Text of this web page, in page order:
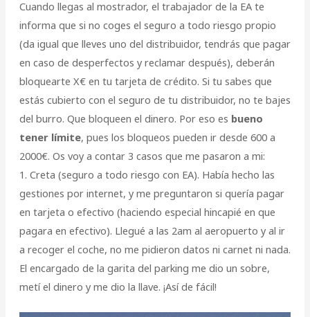
Cuando llegas al mostrador, el trabajador de la EA te
informa que si no coges el seguro a todo riesgo propio
(da igual que lleves uno del distribuidor, tendrás que pagar
en caso de desperfectos y reclamar después), deberán
bloquearte X€ en tu tarjeta de crédito. Si tu sabes que
estás cubierto con el seguro de tu distribuidor, no te bajes
del burro. Que bloqueen el dinero. Por eso es bueno
tener límite, pues los bloqueos pueden ir desde 600 a
2000€. Os voy a contar 3 casos que me pasaron a mi:
1. Creta (seguro a todo riesgo con EA). Había hecho las
gestiones por internet, y me preguntaron si quería pagar
en tarjeta o efectivo (haciendo especial hincapié en que
pagara en efectivo). Llegué a las 2am al aeropuerto y al ir
a recoger el coche, no me pidieron datos ni carnet ni nada.
El encargado de la garita del parking me dio un sobre,
metí el dinero y me dio la llave. ¡Así de fácil!